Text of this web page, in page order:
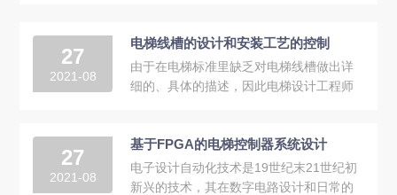
27
2021-08
电梯线槽的设计和安装工艺的控制
由于在电梯标准里缺乏对电梯线槽做出详
细的、具体的描述，因此电梯设计工程师
27
2021-08
基于FPGA的电梯控制器系统设计
电子设计自动化技术是19世纪末21世纪初
新兴的技术，其在数字电路设计和日常的